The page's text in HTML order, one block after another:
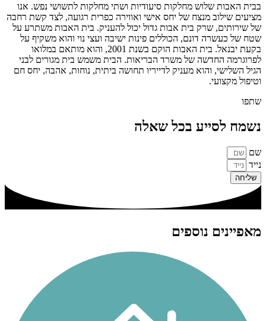
בבית האבות שלוש מחלקות סיעודיות ושתי מחלקות לתשושי נפש. אנו
מציעים שילוב מנצח של יחס אישי ואווירה כפרית רגועה, לצד קשת רחבה
של שירותים, שרק בית אבות גדול יכול להעניק. בית האבות משתרע על
שטח של כעשרה דונם, הכוללים פינות ישיבה ועצי נוי והוא משקיף על
בקעת יבנאל. בית האבות הוקם בשנת 2001, והוא מותאם במלואו
לפרוגרמה החדשה של משרד הבריאות. הבית משמש בית מגורים לבני
הגיל השלישי, והוא מעניק לדייריו תחושה ביתית, נוחות, אהבה, יחס חם
וטיפול מקצועי.
שתפו
נשמח לסייע בכל שאלה
שם
נייד
שליחה
מאפיינים נוספים